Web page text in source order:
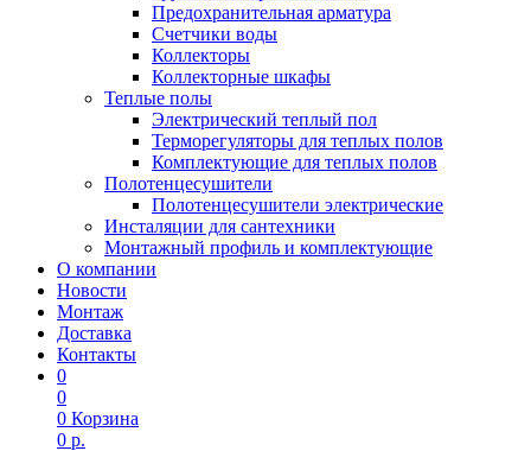
Предохранительная арматура
Счетчики воды
Коллекторы
Коллекторные шкафы
Теплые полы
Электрический теплый пол
Терморегуляторы для теплых полов
Комплектующие для теплых полов
Полотенцесушители
Полотенцесушители электрические
Инсталяции для сантехники
Монтажный профиль и комплектующие
О компании
Новости
Монтаж
Доставка
Контакты
0
0
0 Корзина
0 р.